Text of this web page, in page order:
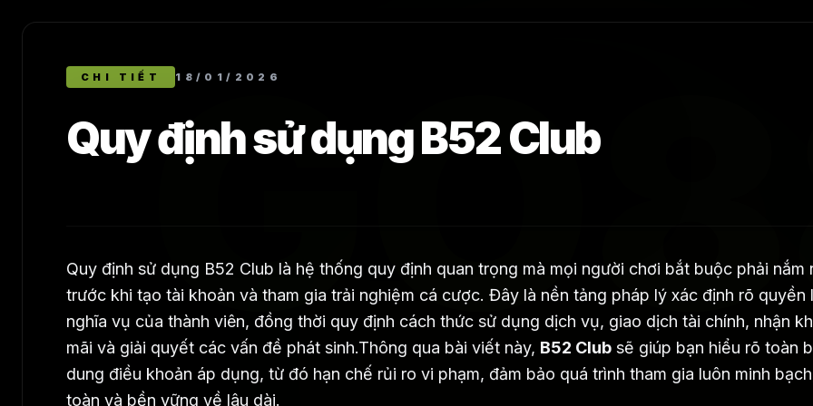
CHI TIẾT 18/01/2026
Quy định sử dụng B52 Club
Quy định sử dụng B52 Club là hệ thống quy định quan trọng mà mọi người chơi bắt buộc phải nắm
trước khi tạo tài khoản và tham gia trải nghiệm cá cược. Đây là nền tảng pháp lý xác định rõ quyền
nghĩa vụ của thành viên, đồng thời quy định cách thức sử dụng dịch vụ, giao dịch tài chính, nhận
mãi và giải quyết các vấn đề phát sinh.Thông qua bài viết này, B52 Club sẽ giúp bạn hiểu rõ toàn
dung điều khoản áp dụng, từ đó hạn chế rủi ro vi phạm, đảm bảo quá trình tham gia luôn minh
toàn và bền vững về lâu dài.